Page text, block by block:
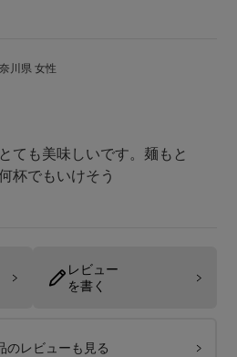
川県 女性
ても美味しいです。麺もと
杯でもいけそう
レビュー
を書く
のレビューも見る